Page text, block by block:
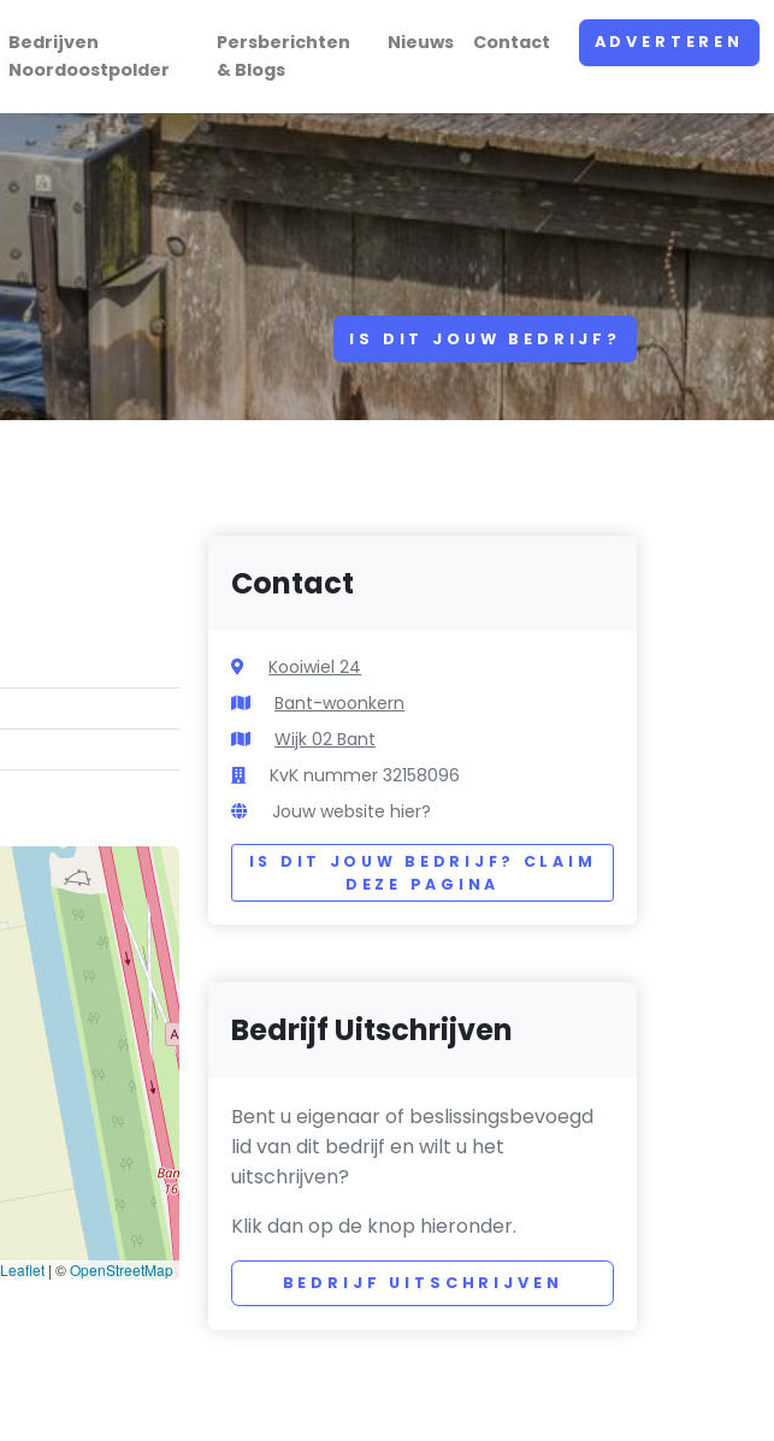
Bedrijven
Noordoostpolder
Persberichten
& Blogs
Nieuws Contact ADVERTEREN
IS DIT JOUW BEDRIJF?
Leaflet | ©OpenStreetMap
Contact
Kooiwiel 24
Bant-woonkern
Wijk 02 Bant
KvK nummer 32158096
Jouw website hier?
IS DIT JOUW BEDRIJF? CLAIM
DEZE PAGINA
Bedrijf Uitschrijven
Bent u eigenaar of beslissingsbevoegd
lid van dit bedrijf en wilt u het
uitschrijven?
Klik dan op de knop hieronder.
BEDRIJF UITSCHRIJVEN